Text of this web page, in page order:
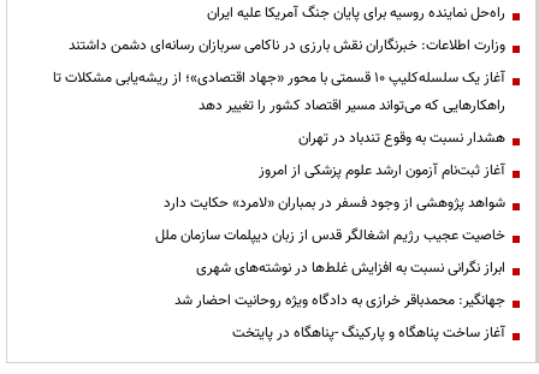
راه‌حل نماینده روسیه برای پایان جنگ آمریکا علیه ایران
وزارت اطلاعات: خبرنگاران نقش بارزی در ناکامی سربازان رسانه‌ای دشمن داشتند
آغاز یک سلسله‌کلیپ ۱۰ قسمتی با محور «جهاد اقتصادی»؛ از ریشه‌یابی مشکلات تا
راهکارهایی که می‌تواند مسیر اقتصاد کشور را تغییر دهد
هشدار نسبت به وقوع تندباد در تهران
آغاز ثبت‌نام آزمون ارشد علوم پزشکی از امروز
شواهد پژوهشی از وجود فسفر در بمباران «لامرد» حکایت دارد
خاصیت عجیب رژیم اشغالگر قدس از زبان دیپلمات سازمان ملل
ابراز نگرانی نسبت به افزایش غلط‌ها در نوشته‌های شهری
جهانگیر: محمدباقر خرازی به دادگاه ویژه روحانیت احضار شد
آغاز ساخت پناهگاه و پارکینگ -پناهگاه در پایتخت